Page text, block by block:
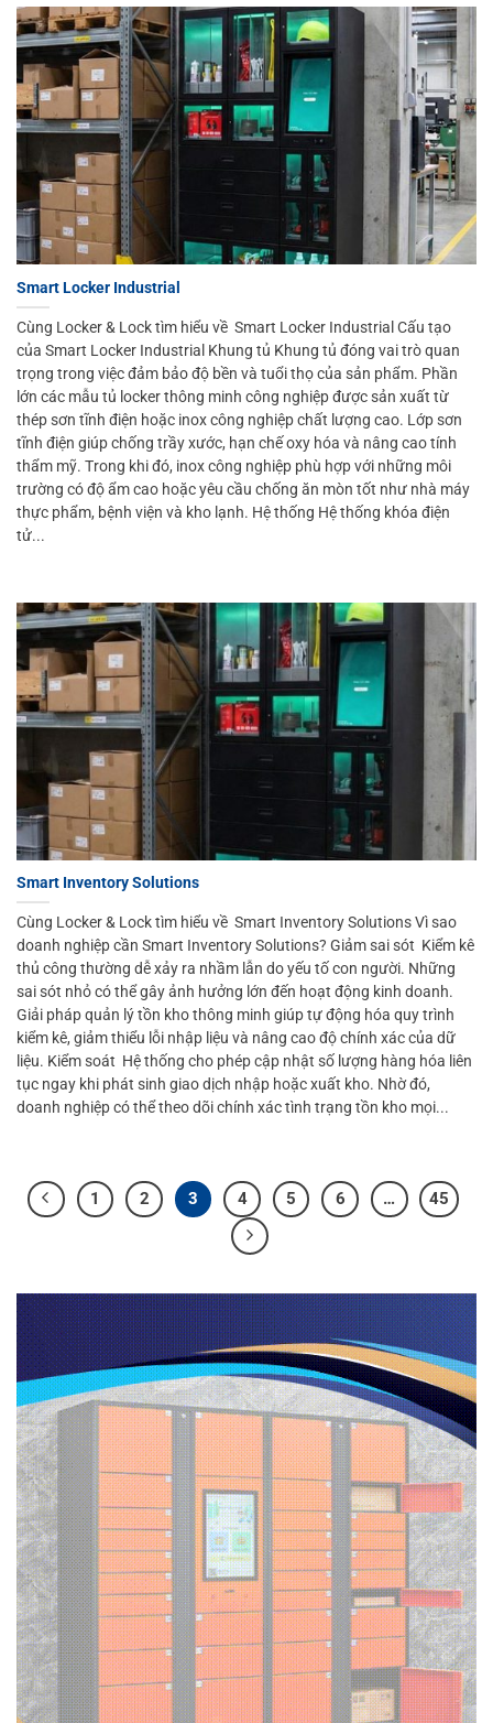
Smart Locker Industrial
Cùng Locker & Lock tìm hiểu về Smart Locker Industrial Cấu tạo
của Smart Locker Industrial Khung tủ Khung tủ đóng vai trò quan
trọng trong việc đảm bảo độ bền và tuổi thọ của sản phẩm. Phần
lớn các mẫu tủ locker thông minh công nghiệp được sản xuất từ
thép sơn tĩnh điện hoặc inox công nghiệp chất lượng cao. Lớp sơn
tĩnh điện giúp chống trầy xước, hạn chế oxy hóa và nâng cao tính
thẩm mỹ. Trong khi đó, inox công nghiệp phù hợp với những môi
trường có độ ẩm cao hoặc yêu cầu chống ăn mòn tốt như nhà máy
thực phẩm, bệnh viện và kho lạnh. Hệ thống Hệ thống khóa điện
tử...
Smart Inventory Solutions
Cùng Locker & Lock tìm hiểu về Smart Inventory Solutions Vì sao
doanh nghiệp cần Smart Inventory Solutions? Giảm sai sót Kiểm kê
thủ công thường dễ xảy ra nhầm lẫn do yếu tố con người. Những
sai sót nhỏ có thể gây ảnh hưởng lớn đến hoạt động kinh doanh.
Giải pháp quản lý tồn kho thông minh giúp tự động hóa quy trình
kiểm kê, giảm thiểu lỗi nhập liệu và nâng cao độ chính xác của dữ
liệu. Kiểm soát Hệ thống cho phép cập nhật số lượng hàng hóa liên
tục ngay khi phát sinh giao dịch nhập hoặc xuất kho. Nhờ đó,
doanh nghiệp có thể theo dõi chính xác tình trạng tồn kho mọi...
1 2 3 4 5 6 … 45